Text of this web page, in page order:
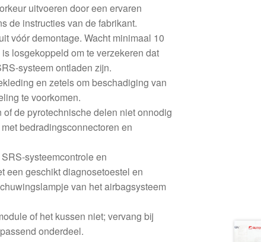
uitvoeren door een ervaren
de instructies van de fabrikant.
vóór demontage. Wacht minimaal 10
losgekoppeld om te verzekeren dat
systeem ontladen zijn.
en zetels om beschadiging van
te voorkomen.
de pyrotechnische delen niet onnodig
bedradingsconnectoren en
systeemcontrole en
een geschikt diagnosetoestel en
van het airbagsysteem
of het kussen niet; vervang bij
onderdeel.